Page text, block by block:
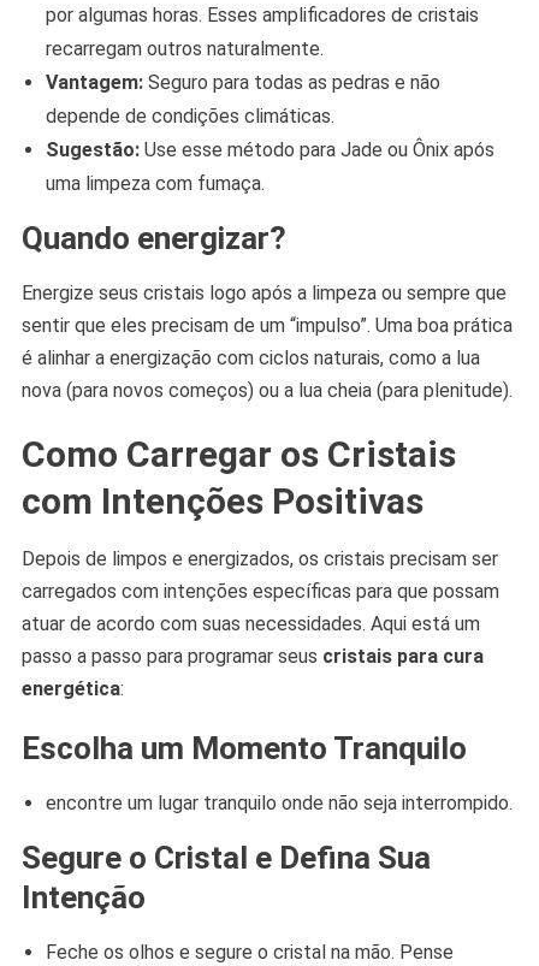
por algumas horas. Esses amplificadores de cristais
recarregam outros naturalmente.
Vantagem:Seguro para todas as pedras e não
depende de condições climáticas.
Sugestão:Use esse método para Jade ou Ônix após
uma limpeza com fumaça.
Quando energizar?
Energize seus cristais logo após a limpeza ou sempre que
sentir que eles precisam de um “impulso”. Uma boa prática
é alinhar a energização com ciclos naturais, como a lua
nova (para novos começos) ou a lua cheia (para plenitude).
Como Carregar os Cristais
com Intenções Positivas
Depois de limpos e energizados, os cristais precisam ser
carregados com intenções específicas para que possam
atuar de acordo com suas necessidades. Aqui está um
passo a passo para programar seus cristais para cura
energética:
Escolha um Momento Tranquilo
encontre um lugar tranquilo onde não seja interrompido.
Segure o Cristal e Defina Sua
Intenção
Feche os olhos e segure o cristal na mão. Pense